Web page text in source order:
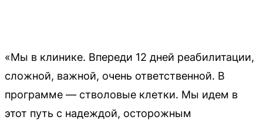
«Мы в клинике. Впереди 12 дней реабилитации,
сложной, важной, очень ответственной. В
программе — стволовые клетки. Мы идем в
этот путь с надеждой, осторожным